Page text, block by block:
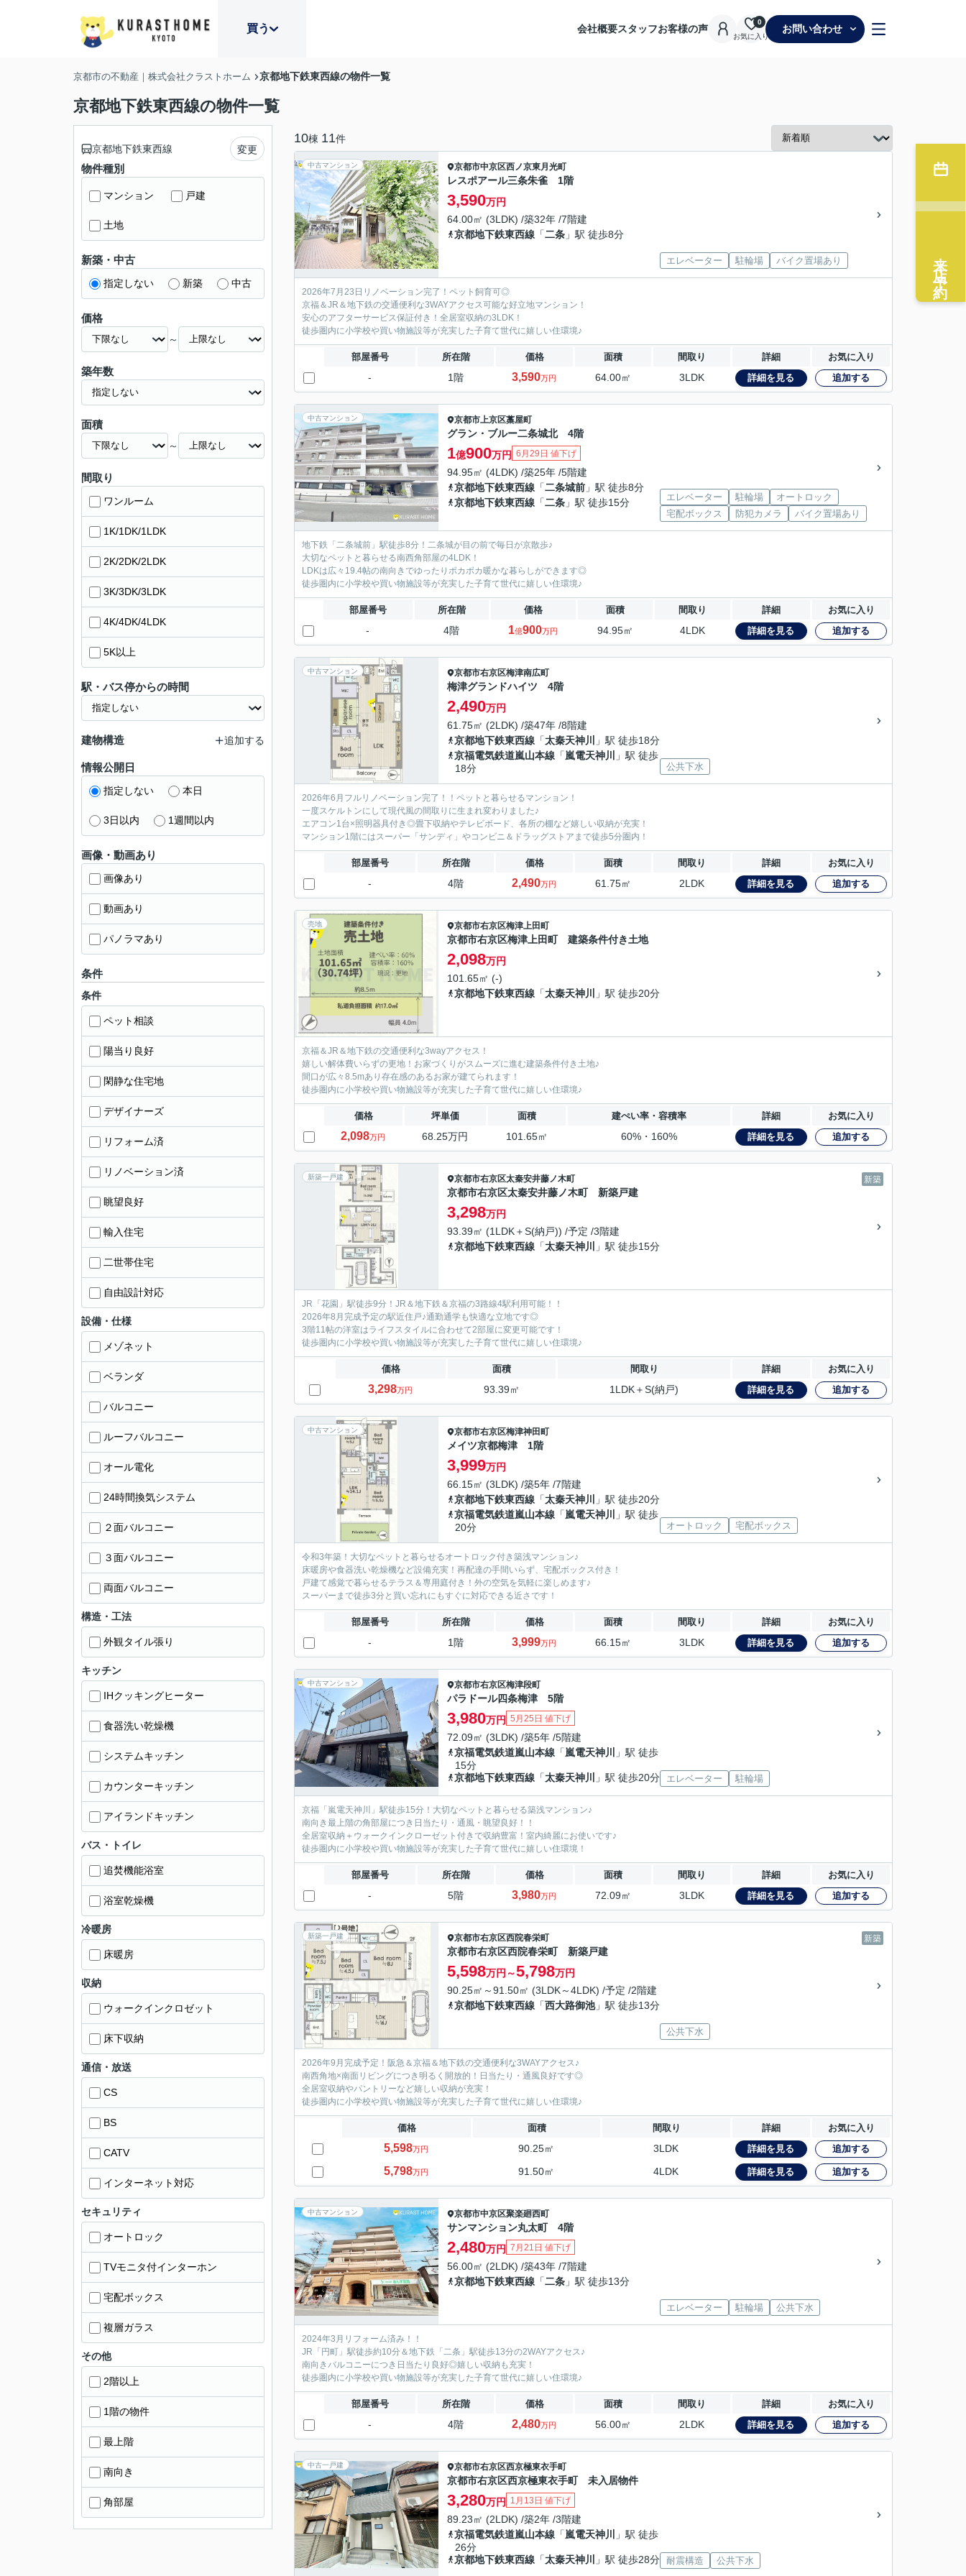
買う 会社概要スタッフお客様の声
お気に入り
0
お問い合わせ
京都市の不動産｜株式会社クラストホーム 京都地下鉄東西線の物件一覧
京都地下鉄東西線の物件一覧
10棟 11件
中古マンション 京都市中京区西ノ京東月光町
レスポアール三条朱雀 1階
3,590万円
64.00㎡ (3LDK) /築32年 /7階建
京都地下鉄東西線 「二条 」駅 徒歩8分
エレベーター 駐輪場 バイク置場あり
2026年7月23日リノベーション完了！ペット飼育可◎
京福＆JR＆地下鉄の交通便利な3WAYアクセス可能な好立地マンション！
安心のアフターサービス保証付き！全居室収納の3LDK！
徒歩圏内に小学校や買い物施設等が充実した子育て世代に嬉しい住環境♪
部屋番号 所在階 価格 面積 間取り 詳細 お気に入り
- 1階 3,590万円 64.00㎡ 3LDK 詳細を見る 追加する
中古マンション 京都市上京区藁屋町
グラン・ブルー二条城北 4階
1億900万円 6月29日 値下げ
94.95㎡ (4LDK) /築25年 /5階建
京都地下鉄東西線 「二条城前 」駅 徒歩8分
京都地下鉄東西線 「二条 」駅 徒歩15分 エレベーター 駐輪場
オートロック
宅配ボックス
防犯カメラ バイク置場あり
地下鉄「二条城前」駅徒歩8分！二条城が目の前で毎日が京散歩♪
大切なペットと暮らせる南西角部屋の4LDK！
LDKは広々19.4帖の南向きでゆったりポカポカ暖かな暮らしができます◎
徒歩圏内に小学校や買い物施設等が充実した子育て世代に嬉しい住環境♪
部屋番号 所在階 価格 面積 間取り 詳細 お気に入り
- 4階 1億900万円 94.95㎡ 4LDK 詳細を見る 追加する
中古マンション 京都市右京区梅津南広町
梅津グランドハイツ 4階
2,490万円
61.75㎡ (2LDK) /築47年 /8階建
京都地下鉄東西線 「太秦天神川
」駅 徒歩18分
京福電気鉄道嵐山本線 「嵐電天神川
」駅 徒歩
18分
公共下水
2026年6月フルリノベーション完了！！ペットと暮らせるマンション！
一度スケルトンにして現代風の間取りに生まれ変わりました♪
エアコン1台×照明器具付き◎畳下収納やテレビボード、各所の棚など嬉しい収納が充実！
マンション1階にはスーパー「サンディ」やコンビニ＆ドラッグストアまで徒歩5分圏内！
部屋番号 所在階 価格 面積 間取り 詳細 お気に入り
- 4階 2,490万円 61.75㎡ 2LDK 詳細を見る 追加する
売地 京都市右京区梅津上田町
京都市右京区梅津上田町 建築条件付き土地
2,098万円
101.65㎡ (-)
京都地下鉄東西線 「太秦天神川 」駅 徒歩20分
京福＆JR＆地下鉄の交通便利な3wayアクセス！
嬉しい解体費いらずの更地！お家づくりがスムーズに進む建築条件付き土地♪
間口が広々8.5mあり存在感のあるお家が建てられます！
徒歩圏内に小学校や買い物施設等が充実した子育て世代に嬉しい住環境♪
価格 坪単価 面積 建ぺい率・容積率 詳細 お気に入り
2,098万円 68.25万円 101.65㎡ 60%・160% 詳細を見る 追加する
新築一戸建 新築
京都市右京区太秦安井藤ノ木町
京都市右京区太秦安井藤ノ木町 新築戸建
3,298万円
93.39㎡ (1LDK＋S(納戸)) /予定 /3階建
京都地下鉄東西線 「太秦天神川 」駅 徒歩15分
JR「花園」駅徒歩9分！JR＆地下鉄＆京福の3路線4駅利用可能！！
2026年8月完成予定の駅近住戸♪通勤通学も快適な立地です◎
3階11帖の洋室はライフスタイルに合わせて2部屋に変更可能です！
徒歩圏内に小学校や買い物施設等が充実した子育て世代に嬉しい住環境♪
価格 面積 間取り 詳細 お気に入り
3,298万円 93.39㎡ 1LDK＋S(納戸) 詳細を見る 追加する
中古マンション 京都市右京区梅津神田町
メイツ京都梅津 1階
3,999万円
66.15㎡ (3LDK) /築5年 /7階建
京都地下鉄東西線 「太秦天神川
」駅 徒歩20分
京福電気鉄道嵐山本線 「嵐電天神川
」駅 徒歩
20分
オートロック 宅配ボックス
令和3年築！大切なペットと暮らせるオートロック付き築浅マンション♪
床暖房や食器洗い乾燥機など設備充実！再配達の手間いらず、宅配ボックス付き！
戸建て感覚で暮らせるテラス＆専用庭付き！外の空気を気軽に楽しめます♪
スーパーまで徒歩3分と買い忘れにもすぐに対応できる近さです！
部屋番号 所在階 価格 面積 間取り 詳細 お気に入り
- 1階 3,999万円 66.15㎡ 3LDK 詳細を見る 追加する
中古マンション 京都市右京区梅津段町
パラドール四条梅津 5階
3,980万円 5月25日 値下げ
72.09㎡ (3LDK) /築5年 /5階建
京福電気鉄道嵐山本線 「嵐電天神川
」駅 徒歩
15分
京都地下鉄東西線 「太秦天神川 」駅 徒歩20分 エレベーター 駐輪場
京福「嵐電天神川」駅徒歩15分！大切なペットと暮らせる築浅マンション♪
南向き最上階の角部屋につき日当たり・通風・眺望良好！！
全居室収納＋ウォークインクローゼット付きで収納豊富！室内綺麗にお使いです♪
徒歩圏内に小学校や買い物施設等が充実した子育て世代に嬉しい住環境！
部屋番号 所在階 価格 面積 間取り 詳細 お気に入り
- 5階 3,980万円 72.09㎡ 3LDK 詳細を見る 追加する
新築一戸建 新築
京都市右京区西院春栄町
京都市右京区西院春栄町 新築戸建
5,598万円～5,798万円
90.25㎡～91.50㎡ (3LDK～4LDK) /予定 /2階建
京都地下鉄東西線 「西大路御池」駅 徒歩13分
公共下水
2026年9月完成予定！阪急＆京福＆地下鉄の交通便利な3WAYアクセス♪
南西角地×南面リビングにつき明るく開放的！日当たり・通風良好です◎
全居室収納やパントリーなど嬉しい収納が充実！
徒歩圏内に小学校や買い物施設等が充実した子育て世代に嬉しい住環境♪
価格 面積 間取り 詳細 お気に入り
5,598万円 90.25㎡ 3LDK 詳細を見る 追加する
5,798万円 91.50㎡ 4LDK 詳細を見る 追加する
中古マンション 京都市中京区聚楽廻西町
サンマンション丸太町 4階
2,480万円 7月21日 値下げ
56.00㎡ (2LDK) /築43年 /7階建
京都地下鉄東西線 「二条 」駅 徒歩13分
エレベーター 駐輪場 公共下水
2024年3月リフォーム済み！！
JR「円町」駅徒歩約10分＆地下鉄「二条」駅徒歩13分の2WAYアクセス♪
南向きバルコニーにつき日当たり良好◎嬉しい収納も充実！
徒歩圏内に小学校や買い物施設等が充実した子育て世代に嬉しい住環境♪
部屋番号 所在階 価格 面積 間取り 詳細 お気に入り
- 4階 2,480万円 56.00㎡ 2LDK 詳細を見る 追加する
中古一戸建 京都市右京区西京極東衣手町
京都市右京区西京極東衣手町 未入居物件
3,280万円 1月13日 値下げ
89.23㎡ (2LDK) /築2年 /3階建
京福電気鉄道嵐山本線 「嵐電天神川
」駅 徒歩
26分
京都地下鉄東西線 「太秦天神川 」駅 徒歩28分 耐震構造 公共下水
京都地下鉄東西線 変更
物件種別
マンション 戸建
土地
新築・中古
指定しない 新築 中古
価格
～
築年数
面積
～
間取り
ワンルーム
1K/1DK/1LDK
2K/2DK/2LDK
3K/3DK/3LDK
4K/4DK/4LDK
5K以上
駅・バス停からの時間
建物構造 追加する
情報公開日
指定しない 本日
3日以内 1週間以内
画像・動画あり
画像あり
動画あり
パノラマあり
条件
条件
ペット相談
陽当り良好
閑静な住宅地
デザイナーズ
リフォーム済
リノベーション済
眺望良好
輸入住宅
二世帯住宅
自由設計対応
設備・仕様
メゾネット
ベランダ
バルコニー
ルーフバルコニー
オール電化
24時間換気システム
２面バルコニー
３面バルコニー
両面バルコニー
構造・工法
外観タイル張り
キッチン
IHクッキングヒーター
食器洗い乾燥機
システムキッチン
カウンターキッチン
アイランドキッチン
バス・トイレ
追焚機能浴室
浴室乾燥機
冷暖房
床暖房
収納
ウォークインクロゼット
床下収納
通信・放送
CS
BS
CATV
インターネット対応
セキュリティ
オートロック
TVモニタ付インターホン
宅配ボックス
複層ガラス
その他
2階以上
1階の物件
最上階
南向き
角部屋
来店予約